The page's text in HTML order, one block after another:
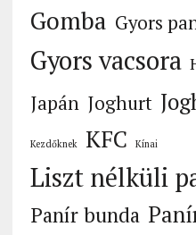
Gomba Gyors
Gyors vacsora
Japán Joghurt
Kezdőknek KFC Kínai
Liszt nélküli
Panír bunda